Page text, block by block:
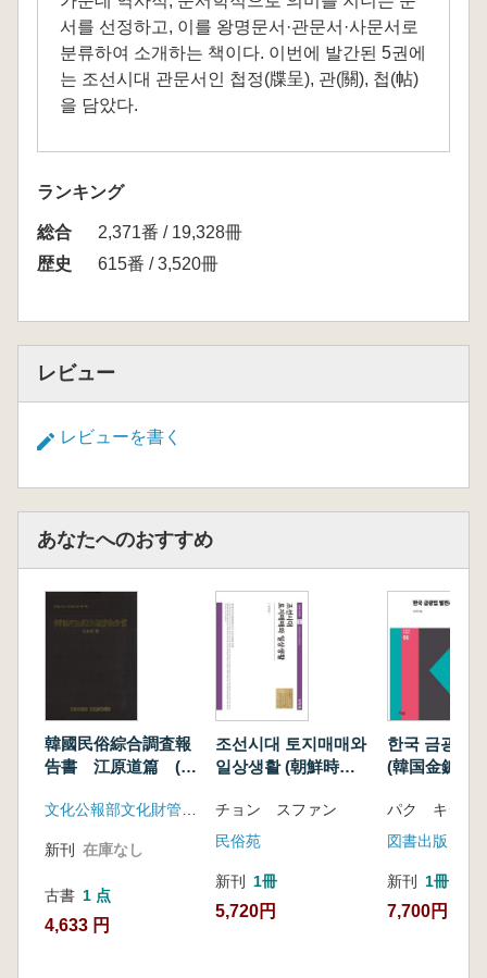
서를 선정하고, 이를 왕명문서·관문서·사문서로
분류하여 소개하는 책이다. 이번에 발간된 5권에
는 조선시대 관문서인 첩정(牒呈), 관(關), 첩(帖)
을 담았다.
ランキング
総合
2,371番 / 19,328冊
歴史
615番 / 3,520冊
レビュー
レビューを書く
あなたへのおすすめ
韓國民俗綜合調査報
告書 江原道篇 (影
文化公報部文化財管理局
新刊 在庫なし
古書 1 点
4,633 円
조선시대 토지매매와
일상생활 (朝鮮時代
チョン スファン
民俗苑
新刊 1冊
5,720円
한국 금광업
(韓国金鉱業
パク キジュ
図書出版 ヘ
新刊 1冊
7,700円